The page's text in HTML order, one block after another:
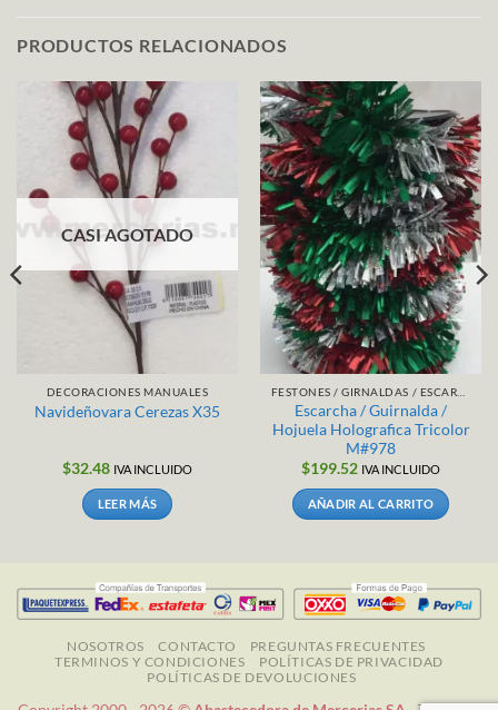
PRODUCTOS RELACIONADOS
CASI AGOTADO
DECORACIONES MANUALES
Navideñovara Cerezas X35
$32.48 IVA INCLUIDO
LEER MÁS
Escarcha / Guirnalda /
Hojuela Holografica Tricolor
M#978
$199.52 IVA INCLUIDO
AÑADIR AL CARRITO
NOSOTROS CONTACTO
PREGUNTAS FRECUENTES
TERMINOS Y CONDICIONES
POLÍTICAS DE PRIVACIDAD
POLÍTICAS DE DEVOLUCIONES